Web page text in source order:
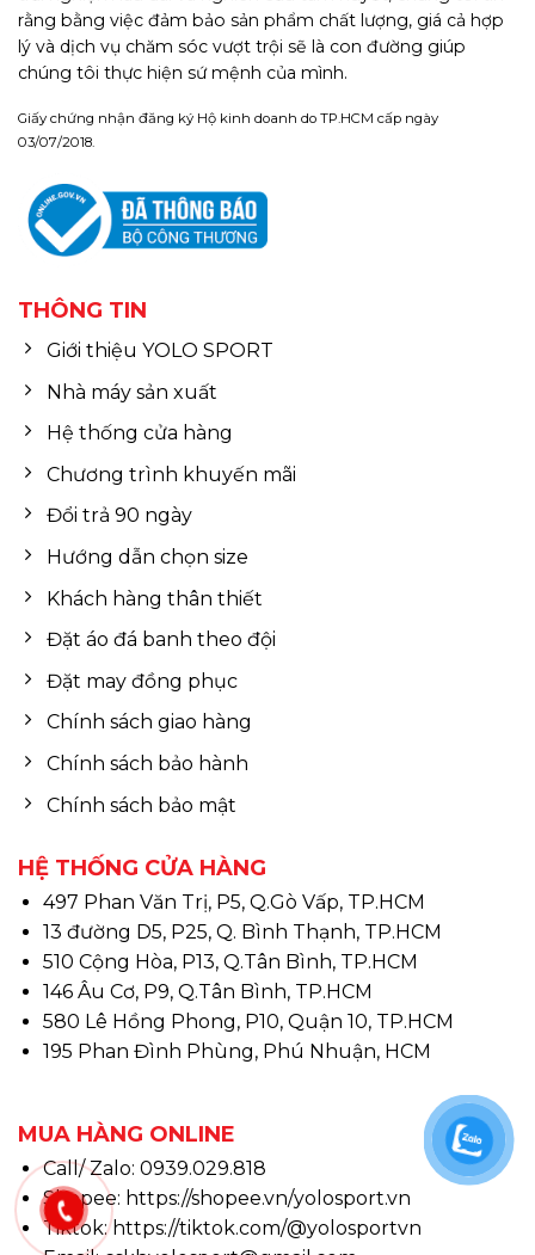
rằng bằng việc đảm bảo sản phẩm chất lượng, giá cả hợp
lý và dịch vụ chăm sóc vượt trội sẽ là con đường giúp
chúng tôi thực hiện sứ mệnh của mình.
Giấy chứng nhận đăng ký Hộ kinh doanh do TP.HCM cấp ngày
03/07/2018.
THÔNG TIN
Giới thiệu YOLO SPORT
Nhà máy sản xuất
Hệ thống cửa hàng
Chương trình khuyến mãi
Đổi trả 90 ngày
Hướng dẫn chọn size
Khách hàng thân thiết
Đặt áo đá banh theo đội
Đặt may đồng phục
Chính sách giao hàng
Chính sách bảo hành
Chính sách bảo mật
HỆ THỐNG CỬA HÀNG
497 Phan Văn Trị, P5, Q.Gò Vấp, TP.HCM
13 đường D5, P25, Q. Bình Thạnh, TP.HCM
510 Cộng Hòa, P13, Q.Tân Bình, TP.HCM
146 Âu Cơ, P9, Q.Tân Bình, TP.HCM
580 Lê Hồng Phong, P10, Quận 10, TP.HCM
195 Phan Đình Phùng, Phú Nhuận, HCM
MUA HÀNG ONLINE
Call/ Zalo: 0939.029.818
Shopee: https://shopee.vn/yolosport.vn
Tiktok:https://tiktok.com/@yolosportvn